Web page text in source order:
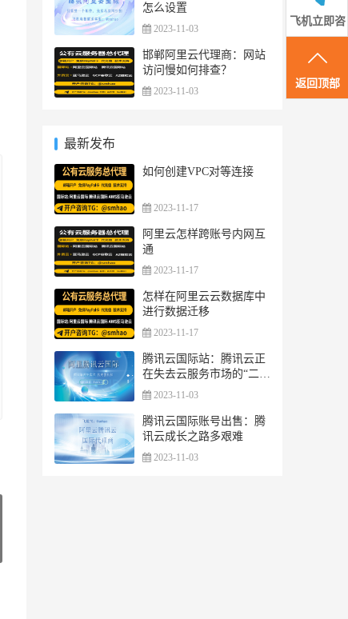
怎么设置
2023-11-03
邯郸阿里云代理商：网站
访问慢如何排查？
2023-11-03
最新发布
如何创建VPC对等连接
2023-11-17
阿里云怎样跨账号内网互
通
2023-11-17
怎样在阿里云云数据库中
进行数据迁移
2023-11-17
腾讯云国际站：腾讯云正
在失去云服务市场的“二把
手”地位
2023-11-03
腾讯云国际账号出售：腾
讯云成长之路多艰难
2023-11-03
飞机立即咨
询
返回顶部